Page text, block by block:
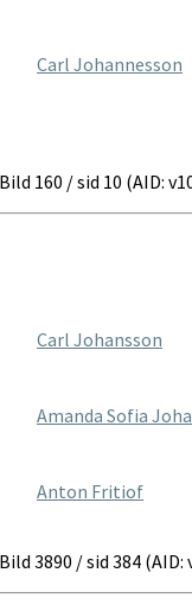
Carl Johannesson
160 / sid 10 (AID:
Carl Johansson
Amanda Sofia
Anton Fritiof
3890 / sid 384 (AID: